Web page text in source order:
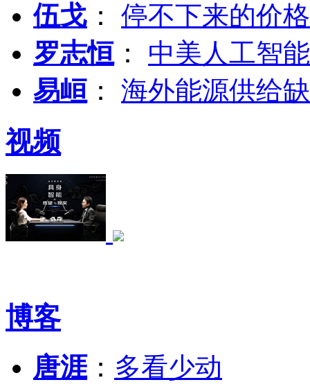
伍戈 ： 停不下来的价
罗志恒 ： 中美人工智
易峘 ： 海外能源供给
视频
博客
唐涯： 多看少动